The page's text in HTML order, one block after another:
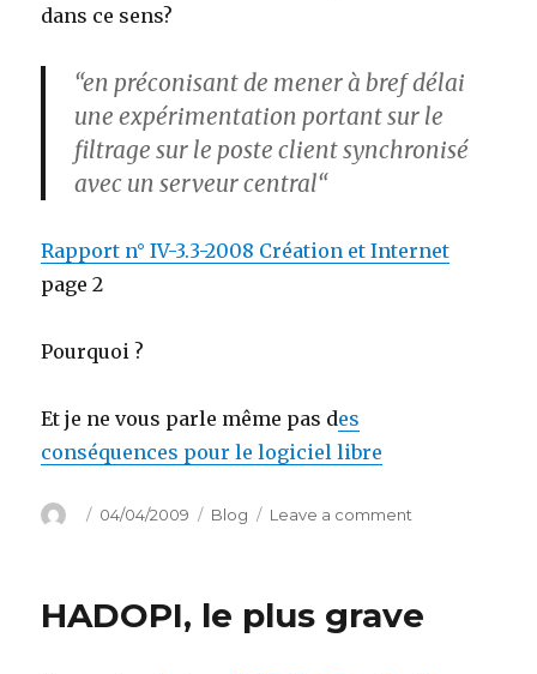
dans ce sens?
“en préconisant de mener à bref délai
une expérimentation portant sur le
filtrage sur le poste client synchronisé
avec un serveur central“
Rapport n° IV-3.3-2008 Création et Internet
page 2
Pourquoi ?
Et je ne vous parle même pas des
conséquences pour le logiciel libre
Author
Posted
04/04/2009 Categories
Blog Leave a comment
!
HADOPI, le plus grave